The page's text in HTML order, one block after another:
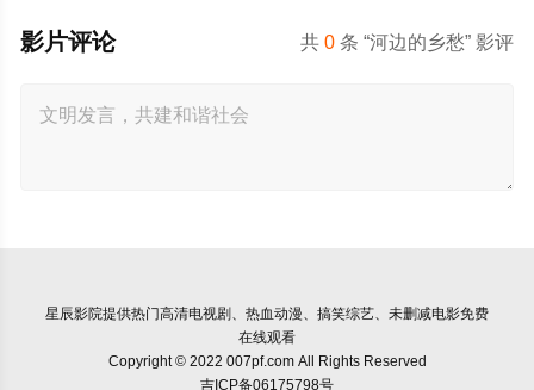
共0 条 “河边的乡愁” 影评
影片评论
星辰影院提供热门高清电视剧、热血动漫、搞笑综艺、未删减电影免费
在线观看
Copyright © 2022 007pf.com All Rights Reserved
吉ICP备06175798号